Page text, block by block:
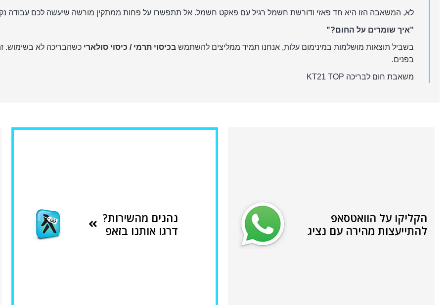
לא, המשאבה הזו היא חד פאזי ודורשת חשמל רגיל עם פאקט חשמל. אל תתפשרו על פחות ממתקין מורשה שיעשה לכם עבודה
"איך שומרים על החום?"
בשביל תוצאות מושלמות במינימום עלות, אנחנו תמיד ממליצים להשתמש בכיסוי תרמי / כיסוי סולארי
בפנים.
משאבת חום לבריכה KT21 TOP
הקליקו על הוואטסאפ
להתייעצות מהירה עם נציג
נהנים מהשירות?
דרגו אותנו בזאפ